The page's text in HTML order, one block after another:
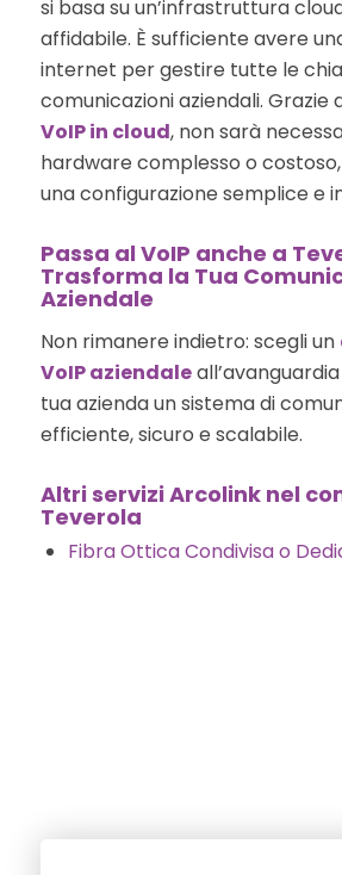
si basa su un’infrastruttura
affidabile. È sufficiente avere
internet per gestire tutte le
comunicazioni aziendali. Grazie
VoIP in cloud, non sarà
hardware complesso o
una configurazione semplice e
Passa al VoIP anche a
Trasforma la Tua
Aziendale
Non rimanere indietro: scegli un
VoIP aziendale
tua azienda un sistema di
efficiente, sicuro e scalabile.
Altri servizi Arcolink nel
Teverola
Fibra Ottica Condivisa o